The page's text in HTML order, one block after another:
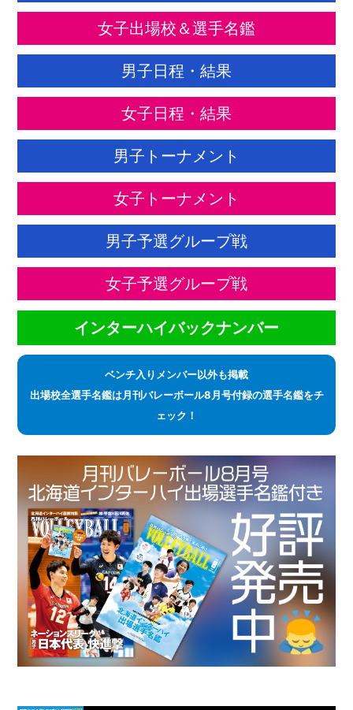
女子出場校＆選手名鑑
男子日程・結果
女子日程・結果
男子トーナメント
女子トーナメント
男子予選グループ戦
女子予選グループ戦
インターハイバックナンバー
ベンチ入りメンバー以外も掲載
出場校全選手名鑑は月刊バレーボール8月号付録の選手名鑑をチ
ェック！